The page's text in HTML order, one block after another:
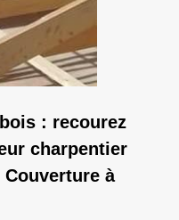
: recourez
charpentier
à